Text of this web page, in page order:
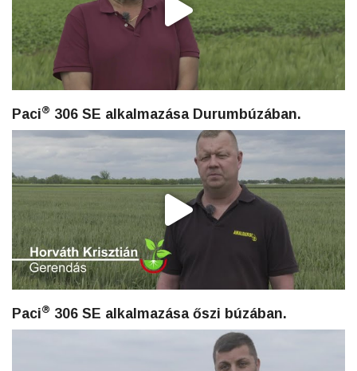
Paci® 306 SE alkalmazása Durumbúzában.
Paci® 306 SE alkalmazása őszi búzában.